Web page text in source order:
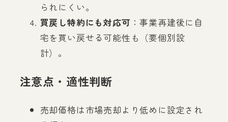
られにくい。
買戻し特約にも対応可 ：事業再建後に自
宅を買い戻せる可能性も（要個別設
計）。
注意点・適性判断
売却価格は市場売却より低めに設定され